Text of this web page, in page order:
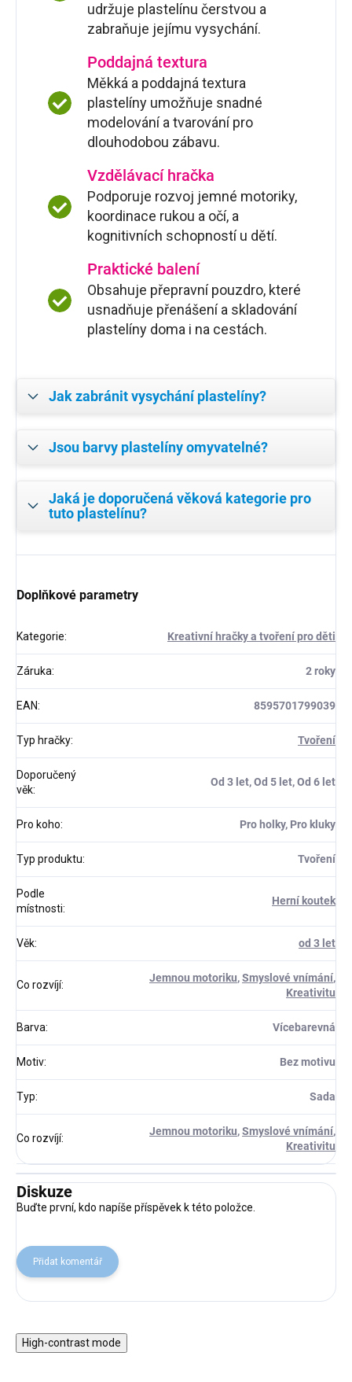
udržuje plastelínu čerstvou a
zabraňuje jejímu vysychání.
Poddajná textura
Měkká a poddajná textura
plastelíny umožňuje snadné
modelování a tvarování pro
dlouhodobou zábavu.
Vzdělávací hračka
Podporuje rozvoj jemné motoriky,
koordinace rukou a očí, a
kognitivních schopností u dětí.
Praktické balení
Obsahuje přepravní pouzdro, které
usnadňuje přenášení a skladování
plastelíny doma i na cestách.
Jak zabránit vysychání plastelíny?
Jsou barvy plastelíny omyvatelné?
Jaká je doporučená věková kategorie pro
tuto plastelínu?
Doplňkové parametry
Kategorie: Kreativní hračky a tvoření pro děti
Záruka: 2 roky
EAN: 8595701799039
Typ hračky: Tvoření
Doporučený
věk:
Od 3 let, Od 5 let, Od 6 let
Pro koho: Pro holky, Pro kluky
Typ produktu: Tvoření
Podle
místnosti:
Herní koutek
Věk: od 3 let
Co rozvíjí:
Jemnou motoriku,Smyslové vnímání,
Kreativitu
Barva: Vícebarevná
Motiv: Bez motivu
Typ: Sada
Co rozvíjí:
Jemnou motoriku,Smyslové vnímání,
Kreativitu
Diskuze
Buďte první, kdo napíše příspěvek k této položce.
Přidat komentář
High-contrast mode